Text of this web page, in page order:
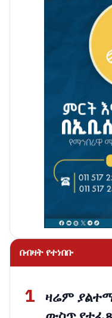
በብዛት የተነበቡ
1 ዛሬም